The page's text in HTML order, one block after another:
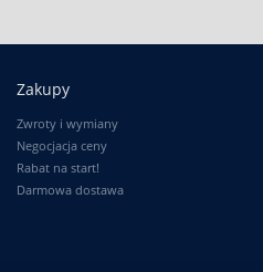
Zakupy
Zwroty i wymiany
Negocjacja ceny
Rabat na start!
Darmowa dostawa